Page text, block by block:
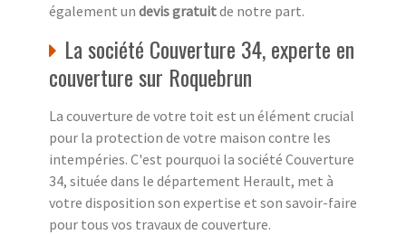
également un devis gratuitde notre part.
La société Couverture 34, experte en
couverture sur Roquebrun
La couverture de votre toit est un élément crucial
pour la protection de votre maison contre les
intempéries. C'est pourquoi la société Couverture
34, située dans le département Herault, met à
votre disposition son expertise et son savoir-faire
pour tous vos travaux de couverture.